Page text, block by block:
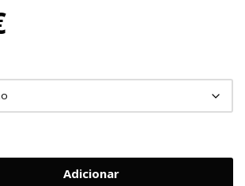
Adicionar